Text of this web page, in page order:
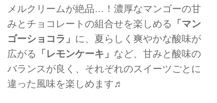
メルクリームが絶品…！濃厚なマンゴーの甘
みとチョコレートの組合せを楽しめる 「マン
ゴーショコラ」 に、夏らしく爽やかな酸味が
広がる 「レモンケーキ」 など、甘みと酸味の
バランスが良く、それぞれのスイーツごとに
違った風味を楽しめます♬